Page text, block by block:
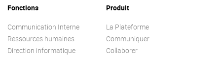
Fonctions
Communication Interne
Ressources humaines
Direction informatique
Produit
La Plateforme
Communiquer
Collaborer